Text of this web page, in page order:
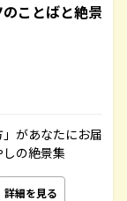
ことばと絶景
があなたにお届
の絶景集
詳細を見る